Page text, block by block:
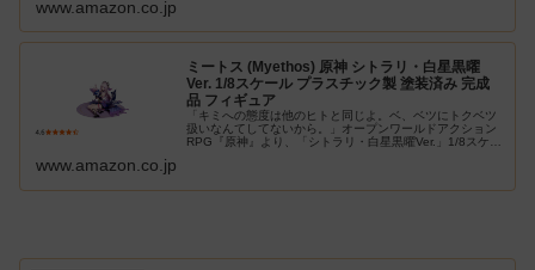
www.amazon.co.jp
ミートス (Myethos) 原神 シトラリ・白星黒曜
Ver. 1/8スケール プラスチック製 塗装済み 完成
品 フィギュア
「キミへの態度は他のヒトと同じよ。ベ、ベツにトクベツ
扱いなんてしてないから。」オープンワールドアクション
RPG『原神』より、「シトラリ・白星黒曜Ver.」1/8スケー
www.amazon.co.jp